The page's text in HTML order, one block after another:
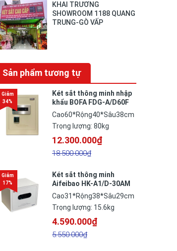
KHAI TRƯƠNG
SHOWROOM 1188 QUANG
TRUNG-GÒ VẤP
Sản phẩm tương tự
Két sắt thông minh nhập
khẩu BOFA FDG-A/D60F
vân tay điện tử công
nghệ Đức
Cao60*Rộng40*Sâu38cm
Trọng lượng: 80kg
12.300.000₫
18.500.000₫
Két sắt thông minh
Aifeibao HK-A1/D-30AM
Cao31*Rộng38*Sâu29cm
Trọng lượng: 15.6kg
4.590.000₫
5.550.000₫